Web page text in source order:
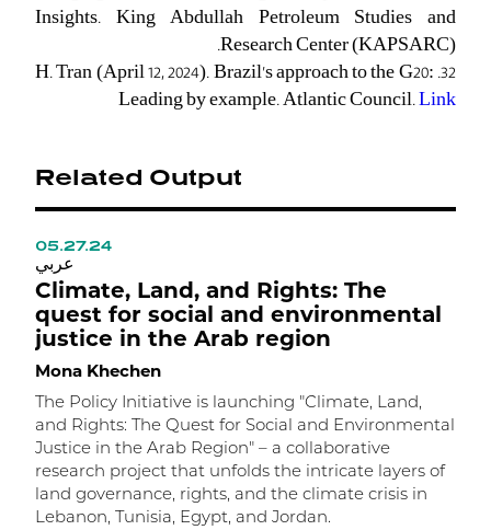
Insights. King Abdullah Petroleum Studies and
Research Center (KAPSARC).
32. H. Tran (April 12, 2024). Brazil’s approach to the G20:
Leading by example. Atlantic Council.Link
Related Output
05.27.24
عربي
Climate, Land, and Rights: The
quest for social and environmental
justice in the Arab region
Mona Khechen
The Policy Initiative is launching "Climate, Land,
and Rights: The Quest for Social and Environmental
Justice in the Arab Region" – a collaborative
research project that unfolds the intricate layers of
land governance, rights, and the climate crisis in
Lebanon, Tunisia, Egypt, and Jordan.